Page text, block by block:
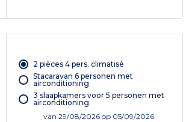
2 pièces 4 pers. climatisé
Stacaravan 6 personen met
airconditioning
3 slaapkamers voor 5 personen met
airconditioning
van 29/08/2026 op 05/09/2026